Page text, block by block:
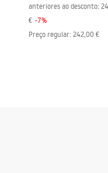
anteriores ao desconto:
€ -7%
Preço regular: 242,00 €